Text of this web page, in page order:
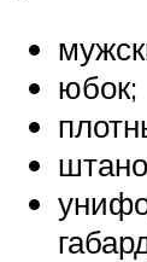
юбок;